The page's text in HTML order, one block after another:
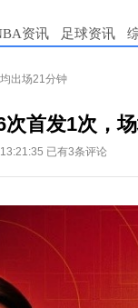
资讯 足球资讯
出场21分钟
首发1次，
已有3条评论